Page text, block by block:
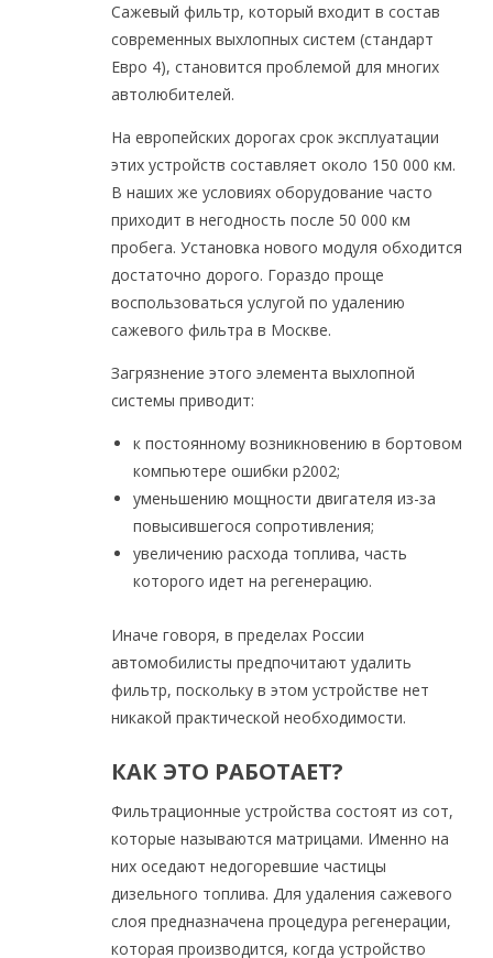
Сажевый фильтр, который входит в состав
современных выхлопных систем (стандарт
Евро 4), становится проблемой для многих
автолюбителей.
На европейских дорогах срок эксплуатации
этих устройств составляет около 150 000 км.
В наших же условиях оборудование часто
приходит в негодность после 50 000 км
пробега. Установка нового модуля обходится
достаточно дорого. Гораздо проще
воспользоваться услугой по удалению
сажевого фильтра в Москве.
Загрязнение этого элемента выхлопной
системы приводит:
к постоянному возникновению в бортовом
компьютере ошибки p2002;
уменьшению мощности двигателя из-за
повысившегося сопротивления;
увеличению расхода топлива, часть
которого идет на регенерацию.
Иначе говоря, в пределах России
автомобилисты предпочитают удалить
фильтр, поскольку в этом устройстве нет
никакой практической необходимости.
КАК ЭТО РАБОТАЕТ?
Фильтрационные устройства состоят из сот,
которые называются матрицами. Именно на
них оседают недогоревшие частицы
дизельного топлива. Для удаления сажевого
слоя предназначена процедура регенерации,
которая производится, когда устройство